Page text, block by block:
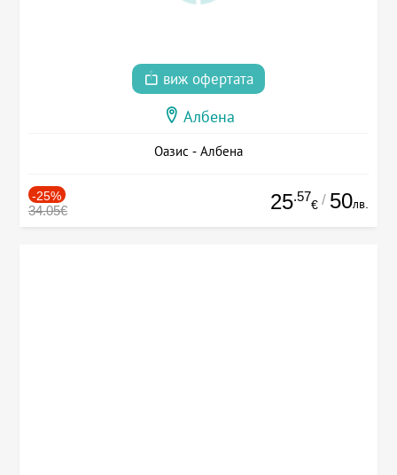
виж офертата
Албена
Оазис - Албена
-25%
34.05€ 25.57
€ / 50лв.